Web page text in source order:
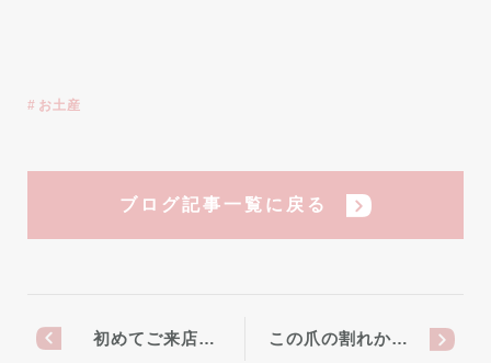
お土産
ブログ記事一覧に戻る
初めてご来店… この爪の割れか…